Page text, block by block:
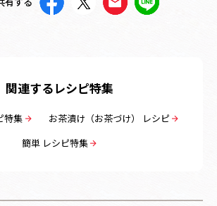
関連するレシピ特集
特集
お茶漬け（お茶づけ） レシピ
簡単 レシピ特集